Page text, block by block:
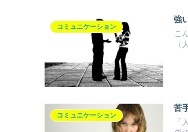
コミュニケーション
強
こ
（
コミュニケーション
苦
「